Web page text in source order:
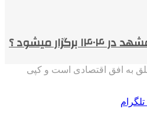
میشود ؟
به افق اقتصادی است و کپی
تلگرام